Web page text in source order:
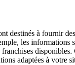
destinés à fournir
les informations
adaptées à votre